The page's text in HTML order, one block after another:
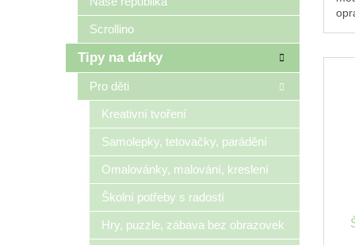
Scrollino
Tipy na dárky
Pro děti
Kreativní tvoření
Samolepky, tetovačky, parádění
Omalovánky, malování, kreslení
Školní potřeby s radostí
Hry, puzzle, zábava bez obrazovek